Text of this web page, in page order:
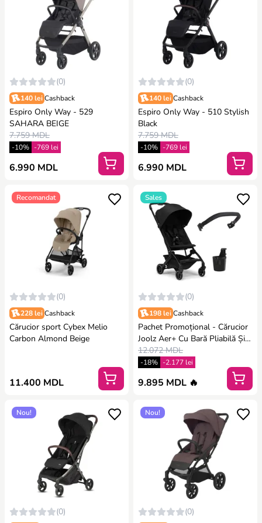
(0)
140 lei Cashback
Espiro Only Way - 529
SAHARA BEIGE
7.759 MDL
-10% -769 lei
6.990 MDL
(0)
140 lei Cashback
Espiro Only Way - 510 Stylish
Black
7.759 MDL
-10% -769 lei
6.990 MDL
Recomandat
(0)
228 lei Cashback
Cărucior sport Cybex Melio
Carbon Almond Beige
11.400 MDL
Sales
(0)
198 lei Cashback
Pachet Promoțional - Cărucior
Joolz Aer+ Cu Bară Pliabilă Și
Suport De Pahar Incluse, Space
Black
12.072 MDL
-18% -2.177 lei
9.895 MDL 🔥
Nou!
(0)
Nou!
(0)